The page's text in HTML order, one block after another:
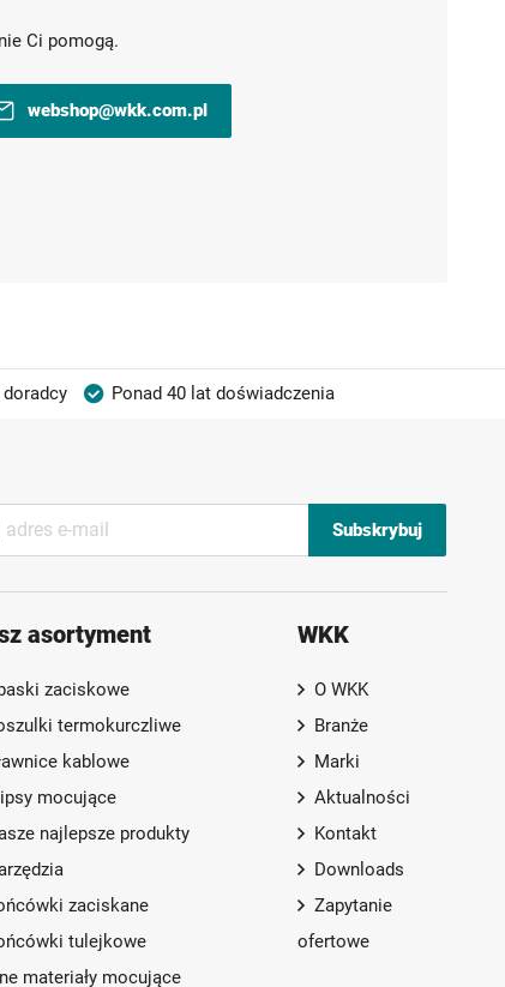
Ci pomogą.
webshop@wkk.com.pl
Ponad 40 lat doświadczenia
Subskrybuj
asortyment
zaciskowe
termokurczliwe
kablowe
mocujące
najlepsze produkty
zaciskane
tulejkowe
materiały mocujące
WKK
O WKK
Branże
Marki
Aktualności
Kontakt
Downloads
Zapytanie
ofertowe